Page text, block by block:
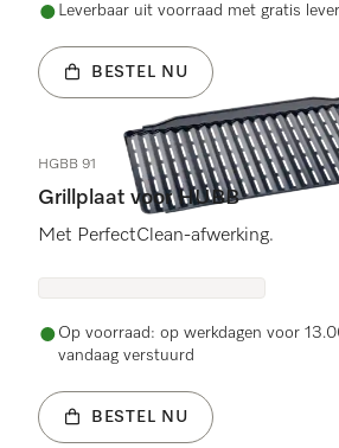
Leverbaar uit voorraad met gratis
BESTEL NU
HGBB 91
Grillplaat voor HUBB
Met PerfectClean-afwerking.
Op voorraad: op werkdagen voor
vandaag verstuurd
BESTEL NU